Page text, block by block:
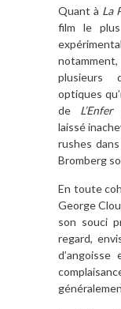
Quant à La
film le
plusieurs
optiques
de L’Enfer
laissé
rushes
Bromberg
En toute
George
son souci
regard,